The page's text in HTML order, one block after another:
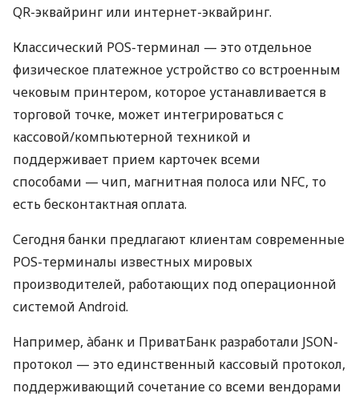
QR-эквайринг или интернет-эквайринг.
Классический POS-терминал — это отдельное
физическое платежное устройство со встроенным
чековым принтером, которое устанавливается в
торговой точке, может интегрироваться с
кассовой/компьютерной техникой и
поддерживает прием карточек всеми
способами — чип, магнитная полоса или NFC, то
есть бесконтактная оплата.
Сегодня банки предлагают клиентам современные
POS-терминалы известных мировых
производителей, работающих под операционной
системой Android.
Например, àбанк и ПриватБанк разработали JSON-
протокол — это единственный кассовый протокол,
поддерживающий сочетание со всеми вендорами